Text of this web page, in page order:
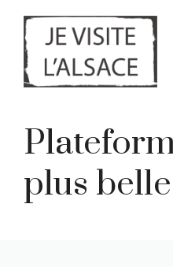
contenu
plus